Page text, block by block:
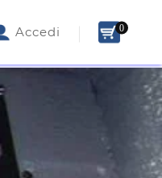
Accedi 0